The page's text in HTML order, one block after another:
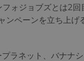
ォジョブズとは2回
ペーンを立ち上げ
ラネット、バナナ